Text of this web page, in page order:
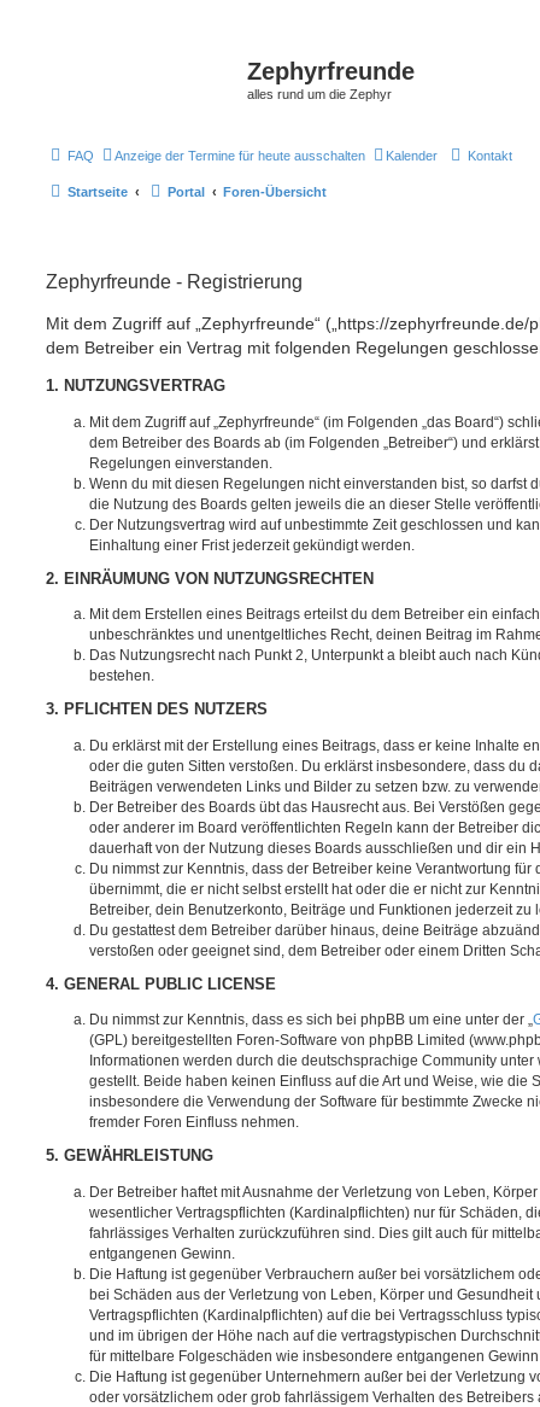
Zephyrfreunde
alles rund um die Zephyr
FAQ Anzeige der Termine für heute ausschalten Kalender Kontakt
Startseite Portal Foren-Übersicht
Zephyrfreunde - Registrierung
Mit dem Zugriff auf „Zephyrfreunde“ („https://zephyrfreunde.de/
dem Betreiber ein Vertrag mit folgenden Regelungen
1. NUTZUNGSVERTRAG
Mit dem Zugriff auf „Zephyrfreunde“ (im Folgenden „das Board“)
dem Betreiber des Boards ab (im Folgenden „Betreiber“) und
Regelungen einverstanden.
Wenn du mit diesen Regelungen nicht einverstanden bist, so darfst
die Nutzung des Boards gelten jeweils die an dieser Stelle
Der Nutzungsvertrag wird auf unbestimmte Zeit geschlossen und
Einhaltung einer Frist jederzeit gekündigt werden.
2. EINRÄUMUNG VON NUTZUNGSRECHTEN
Mit dem Erstellen eines Beitrags erteilst du dem Betreiber ein
unbeschränktes und unentgeltliches Recht, deinen Beitrag im
Das Nutzungsrecht nach Punkt 2, Unterpunkt a bleibt auch nach
bestehen.
3. PFLICHTEN DES NUTZERS
Du erklärst mit der Erstellung eines Beitrags, dass er keine Inhalte
oder die guten Sitten verstoßen. Du erklärst insbesondere, dass du
Beiträgen verwendeten Links und Bilder zu setzen bzw. zu
Der Betreiber des Boards übt das Hausrecht aus. Bei Verstößen
oder anderer im Board veröffentlichten Regeln kann der Betreiber
dauerhaft von der Nutzung dieses Boards ausschließen und dir ein
Du nimmst zur Kenntnis, dass der Betreiber keine Verantwortung für
übernimmt, die er nicht selbst erstellt hat oder die er nicht zur
Betreiber, dein Benutzerkonto, Beiträge und Funktionen jederzeit zu
Du gestattest dem Betreiber darüber hinaus, deine Beiträge
verstoßen oder geeignet sind, dem Betreiber oder einem Dritten
4. GENERAL PUBLIC LICENSE
Du nimmst zur Kenntnis, dass es sich bei phpBB um eine unter der „
(GPL) bereitgestellten Foren-Software von phpBB Limited
Informationen werden durch die deutschsprachige Community
gestellt. Beide haben keinen Einfluss auf die Art und Weise, wie die
insbesondere die Verwendung der Software für bestimmte Zwecke
fremder Foren Einfluss nehmen.
5. GEWÄHRLEISTUNG
Der Betreiber haftet mit Ausnahme der Verletzung von Leben,
wesentlicher Vertragspflichten (Kardinalpflichten) nur für Schäden,
fahrlässiges Verhalten zurückzuführen sind. Dies gilt auch für
entgangenen Gewinn.
Die Haftung ist gegenüber Verbrauchern außer bei vorsätzlichem
bei Schäden aus der Verletzung von Leben, Körper und
Vertragspflichten (Kardinalpflichten) auf die bei Vertragsschluss
und im übrigen der Höhe nach auf die vertragstypischen
für mittelbare Folgeschäden wie insbesondere entgangenen
Die Haftung ist gegenüber Unternehmern außer bei der Verletzung
oder vorsätzlichem oder grob fahrlässigem Verhalten des Betreibers